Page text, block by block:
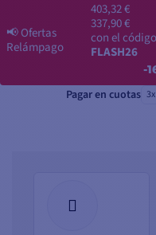
📢Ofertas
Relámpago
403,32 €
337,90 €
con el código
FLASH26
-
Pagar en cuotas 3x